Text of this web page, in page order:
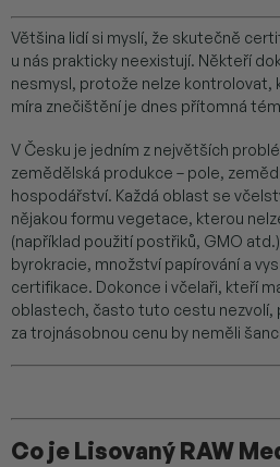
Většina lidí si myslí, že skutečně
u nás prakticky neexistují. Někteří
nesmysl, protože nelze kontrolovat,
míra znečištění je dnes přítomná
V Česku je jedním z největších
zemědělská produkce – pole,
hospodářství. Každá oblast se
nějakou formu vegetace, kterou
(například použití postřiků, GMO
byrokracie, množství papírování a
certifikace. Dokonce i včelaři, kteří
oblastech, často tuto cestu nezvolí,
za trojnásobnou cenu by neměli
Co je Lisovaný RAW